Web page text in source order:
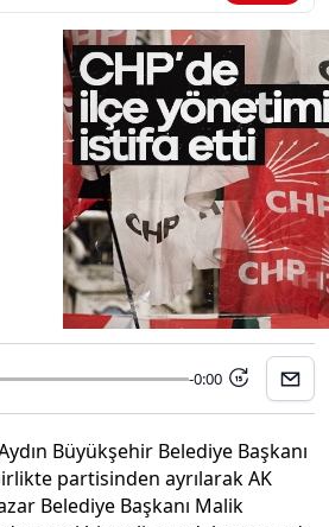
-0:00 15
Büyükşehir Belediye Başkanı
partisinden ayrılarak AK
Belediye Başkanı Malik